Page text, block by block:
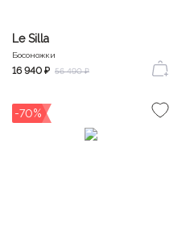
Le Silla
Босоножки
16 940 ₽ 56 490 ₽
-70%